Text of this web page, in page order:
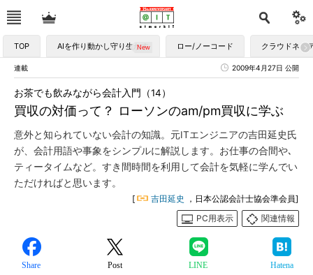
TOP AIを作り動かし守り生かす ロー/ノーコード クラウドネイ
連載 2009年4月27日 公開
買収の対価って？ ローソンのam/pm買収に学ぶ
お茶でも飲みながら会計入門（14）
意外と知られていない会計の知識。元ITエンジニアの吉田延史氏
が、会計用語や事象をシンプルに解説します。お仕事の合間や､
ティータイムなど。すき間時間を利用して会計を気軽に学んでい
ただければと思います。
[ 吉田延史
，日本公認会計士協会準会員]
PC用表示
関連情報
Share Post LINE Hatena